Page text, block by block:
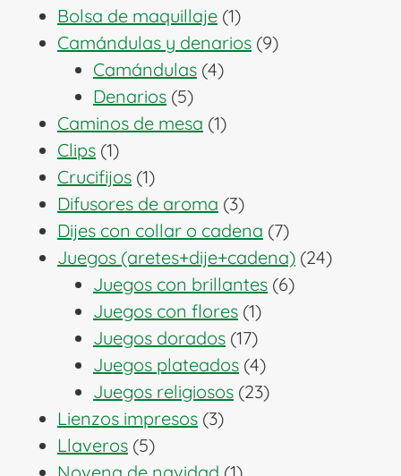
Bolsa de maquillaje 11
producto
Camándulas y denarios 99
Camándulas 44
Denarios 55
productos
Caminos de mesa 11
Clips 11
producto
Crucifijos 11
producto
Difusores de aroma 33
productos
Dijes con collar o cadena 77
productos
Juegos (aretes+dije+cadena) 2424
Juegos con brillantes 66
Juegos con flores 11
producto
Juegos dorados 1717
productos
Juegos plateados 44
productos
Juegos religiosos 2323
Lienzos impresos 33
Llaveros 55
productos 1